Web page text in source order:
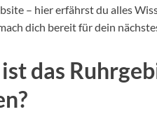
– hier erfährst du alles
dich bereit für dein
das